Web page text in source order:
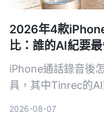
2026年4款
比：誰的AI紀要
iPhone通話錄音後
具，其中Tinrec的
2026-08-07